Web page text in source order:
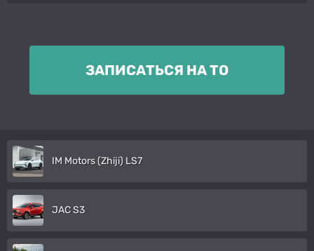
ЗАПИСАТЬСЯ НА ТО
IM Motors (Zhiji) LS7
JAC S3